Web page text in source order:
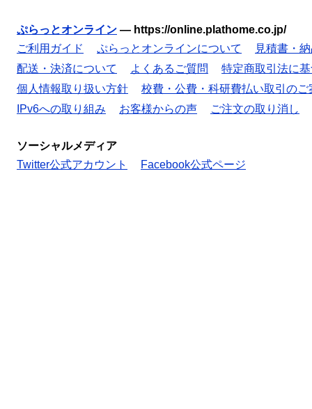
ぷらっとオンライン — https://online.plathome.co.jp/
ご利用ガイド
ぷらっとオンラインについて
見積書・
配送・決済について
よくあるご質問
特定商取引法に
個人情報取り扱い方針
校費・公費・科研費払い取引のご
IPv6への取り組み
お客様からの声 ご注文の取り消し
ソーシャルメディア
Twitter公式アカウント
Facebook公式ページ